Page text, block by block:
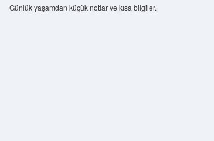
Günlük yaşamdan küçük notlar ve kısa bilgiler.